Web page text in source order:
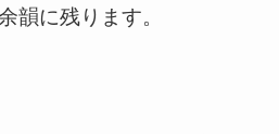
韻に残ります。